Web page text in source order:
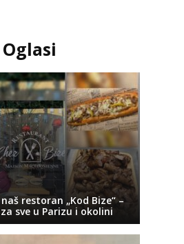
Oglasi
restoran „Kod Bize“ –
sve u Parizu i okolini